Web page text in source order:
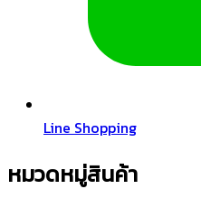
Line Shopping
หมวดหมู่สินค้า